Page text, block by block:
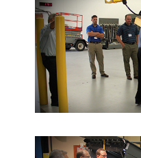
中文
MIDDLE EAST/AFRICA
English